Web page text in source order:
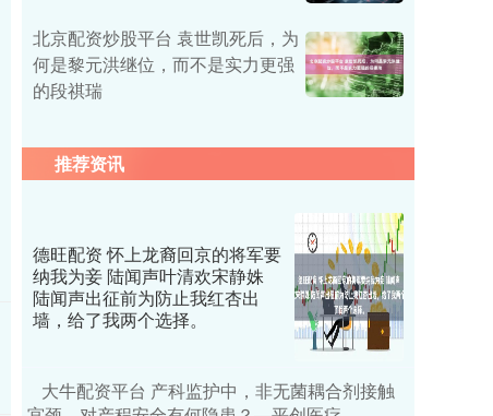
北京配资炒股平台 袁世凯死后，为
何是黎元洪继位，而不是实力更强
的段祺瑞
推荐资讯
德旺配资 怀上龙裔回京的将军要
纳我为妾 陆闻声叶清欢宋静姝
陆闻声出征前为防止我红杏出
墙，给了我两个选择。
大牛配资平台 产科监护中，非无菌耦合剂接触